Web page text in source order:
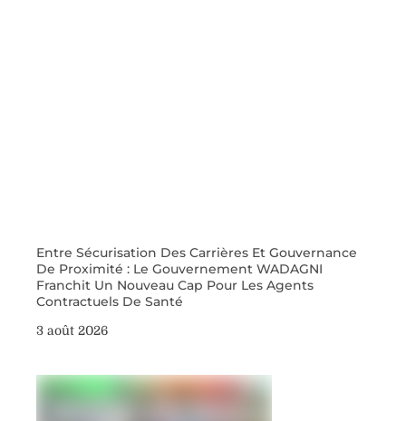
Entre Sécurisation Des Carrières Et Gouvernance
De Proximité : Le Gouvernement WADAGNI
Franchit Un Nouveau Cap Pour Les Agents
Contractuels De Santé
3 août 2026